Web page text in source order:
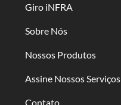
Giro iNFRA
Sobre Nós
Nossos Produtos
Assine Nossos Serviços
Contato